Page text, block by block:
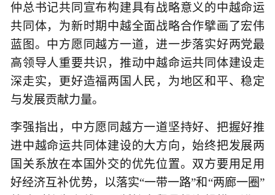
仲总书记共同宣布构建具有战略意义的中越命运
共同体，为新时期中越全面战略合作擘画了宏伟
蓝图。中方愿同越方一道，进一步落实好两党最
高领导人重要共识，推动中越命运共同体建设走
深走实，更好造福两国人民，为地区和平、稳定
与发展贡献力量。
李强指出，中方愿同越方一道坚持好、把握好推
进中越命运共同体建设的大方向，始终把发展两
国关系放在本国外交的优先位置。双方要用足用
好经济互补优势，以落实“一带一路”和“两廊一圈”